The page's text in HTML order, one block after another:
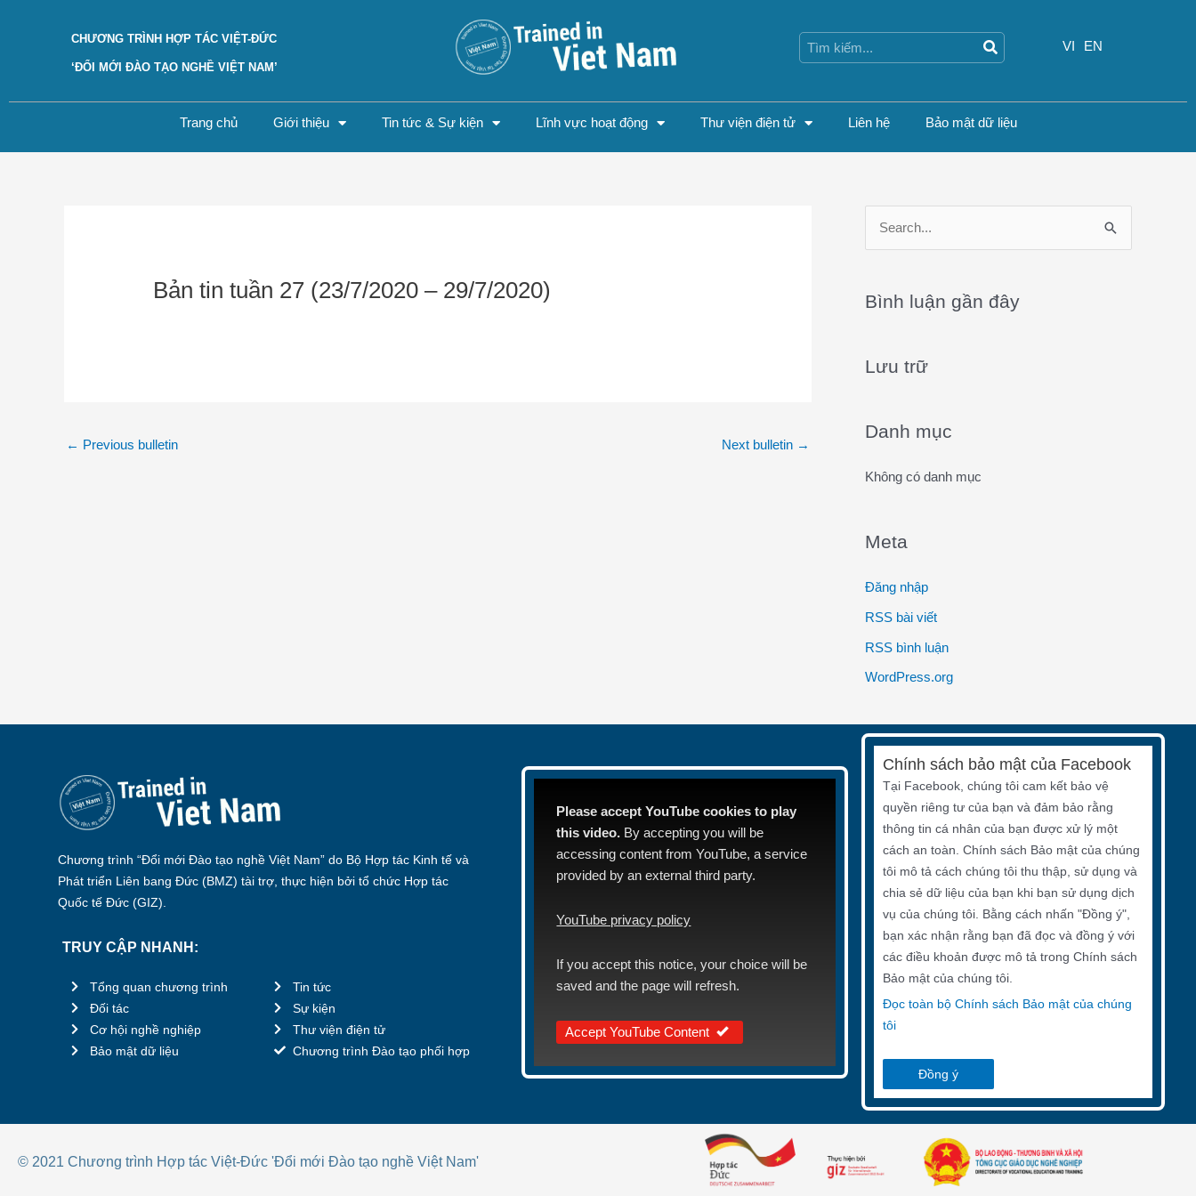
CHƯƠNG TRÌNH HỢP TÁC VIỆT-ĐỨC
‘ĐỔI MỚI ĐÀO TẠO NGHỀ VIỆT NAM’
VI
EN
Trang chủ Giới thiệu Tin tức & Sự kiện Lĩnh vực hoạt động Thư viện điện tử Liên hệ Bảo mật dữ liệu
Bản tin tuần 27 (23/7/2020 – 29/7/2020)
← Previous bulletin Next bulletin →
r
h
:
Bình luận gần đây
Lưu trữ
Danh mục
Không có danh mục
Meta
Đăng nhập
RSS bài viết
RSS bình luận
WordPress.org
Chương trình “Đổi mới Đào tạo nghề Việt Nam” do Bộ Hợp tác Kinh tế và
Phát triển Liên bang Đức (BMZ) tài trợ, thực hiện bởi tổ chức Hợp tác
Quốc tế Đức (GIZ).
TRUY CẬP NHANH:
Tổng quan chương trình
Đối tác
Cơ hội nghề nghiệp
Bảo mật dữ liệu
Tin tức
Sự kiện
Thư viện điện tử
Chương trình Đào tạo phối hợp
Please accept YouTube cookies to play
this video. By accepting you will be
accessing content from YouTube, a service
provided by an external third party.
YouTube privacy policy
If you accept this notice, your choice will be
saved and the page will refresh.
Accept YouTube Content
Chính sách bảo mật của Facebook
Tại Facebook, chúng tôi cam kết bảo vệ
quyền riêng tư của bạn và đảm bảo rằng
thông tin cá nhân của bạn được xử lý một
cách an toàn. Chính sách Bảo mật của chúng
tôi mô tả cách chúng tôi thu thập, sử dụng và
chia sẻ dữ liệu của bạn khi bạn sử dụng dịch
vụ của chúng tôi. Bằng cách nhấn "Đồng ý",
bạn xác nhận rằng bạn đã đọc và đồng ý với
các điều khoản được mô tả trong Chính sách
Bảo mật của chúng tôi.
Đọc toàn bộ Chính sách Bảo mật của chúng
tôi
Đồng ý
© 2021 Chương trình Hợp tác Việt-Đức 'Đổi mới Đào tạo nghề Việt Nam'